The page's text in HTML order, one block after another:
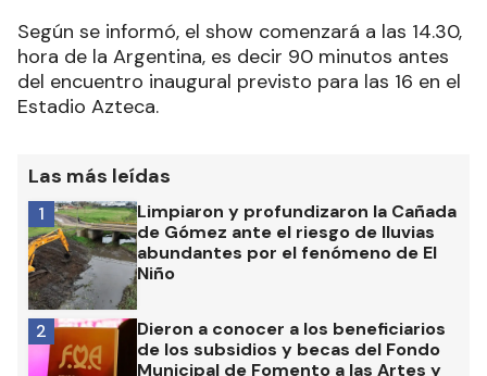
Según se informó, el show comenzará a las 14.30,
hora de la Argentina, es decir 90 minutos antes
del encuentro inaugural previsto para las 16 en el
Estadio Azteca.
Las más leídas
Limpiaron y profundizaron la Cañada
de Gómez ante el riesgo de lluvias
abundantes por el fenómeno de El
Niño
1
Dieron a conocer a los beneficiarios
de los subsidios y becas del Fondo
Municipal de Fomento a las Artes y
2